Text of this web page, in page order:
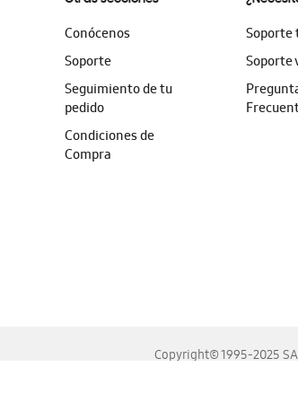
Conócenos
Soporte
Seguimiento de tu
pedido
Condiciones de
Compra
Soporte
Copyright© 1995-2025